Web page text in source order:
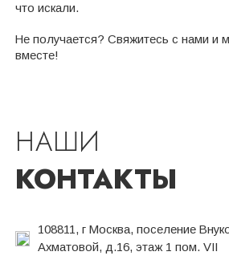
что искали.
Не получается? Свяжитесь с нами и
вместе!
НАШИ
КОНТАКТЫ
108811, г Москва, поселение
Ахматовой, д.16, этаж 1 пом. VII